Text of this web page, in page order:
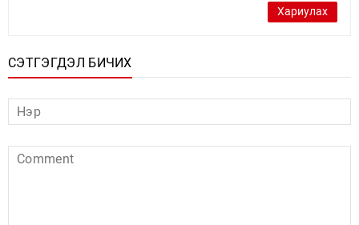
Хариулах
СЭТГЭГДЭЛ БИЧИХ